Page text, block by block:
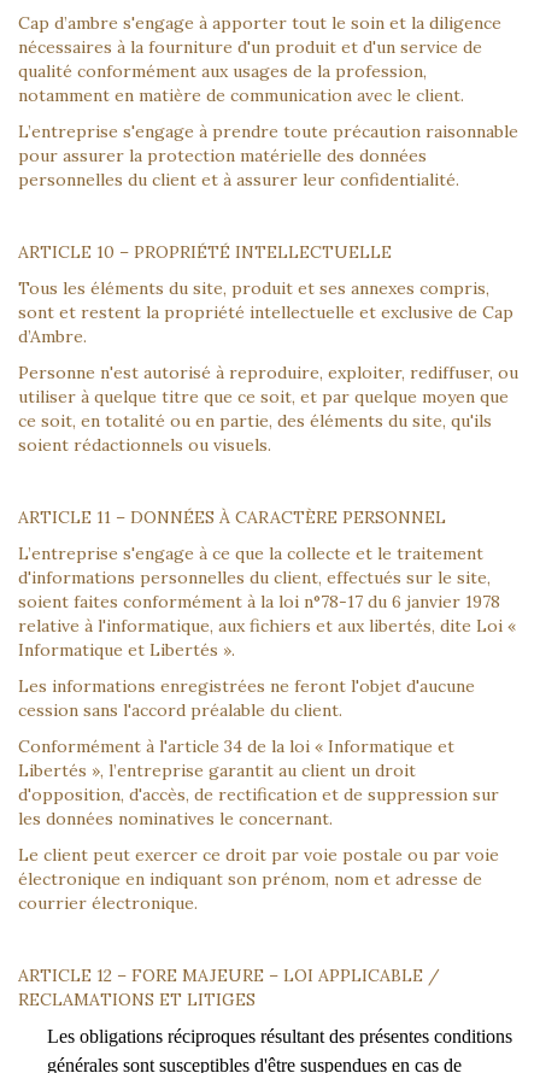
Cap d’ambre s'engage à apporter tout le soin et la diligence
nécessaires à la fourniture d'un produit et d'un service de
qualité conformément aux usages de la profession,
notamment en matière de communication avec le client.
L’entreprise s'engage à prendre toute précaution raisonnable
pour assurer la protection matérielle des données
personnelles du client et à assurer leur confidentialité.
ARTICLE 10 – PROPRIÉTÉ INTELLECTUELLE
Tous les éléments du site, produit et ses annexes compris,
sont et restent la propriété intellectuelle et exclusive de Cap
d’Ambre.
Personne n'est autorisé à reproduire, exploiter, rediffuser, ou
utiliser à quelque titre que ce soit, et par quelque moyen que
ce soit, en totalité ou en partie, des éléments du site, qu'ils
soient rédactionnels ou visuels.
ARTICLE 11 – DONNÉES À CARACTÈRE PERSONNEL
L’entreprise s'engage à ce que la collecte et le traitement
d'informations personnelles du client, effectués sur le site,
soient faites conformément à la loi n°78-17 du 6 janvier 1978
relative à l'informatique, aux fichiers et aux libertés, dite Loi «
Informatique et Libertés ».
Les informations enregistrées ne feront l'objet d'aucune
cession sans l'accord préalable du client.
Conformément à l'article 34 de la loi « Informatique et
Libertés », l’entreprise garantit au client un droit
d'opposition, d'accès, de rectification et de suppression sur
les données nominatives le concernant.
Le client peut exercer ce droit par voie postale ou par voie
électronique en indiquant son prénom, nom et adresse de
courrier électronique.
ARTICLE 12 – FORE MAJEURE – LOI APPLICABLE /
RECLAMATIONS ET LITIGES
Les obligations réciproques résultant des présentes conditions
générales sont susceptibles d'être suspendues en cas de